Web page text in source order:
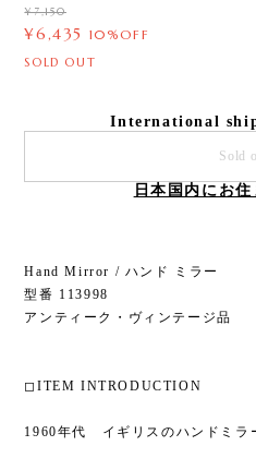
¥7,150
¥6,435 10%OFF
SOLD OUT
International
Sold
日本国内にお
Hand Mirror / ハンド ミラー
型番 113998
アンティーク・ヴィンテージ品
◻︎ITEM INTRODUCTION
1960年代 イギリスのハンドミラ